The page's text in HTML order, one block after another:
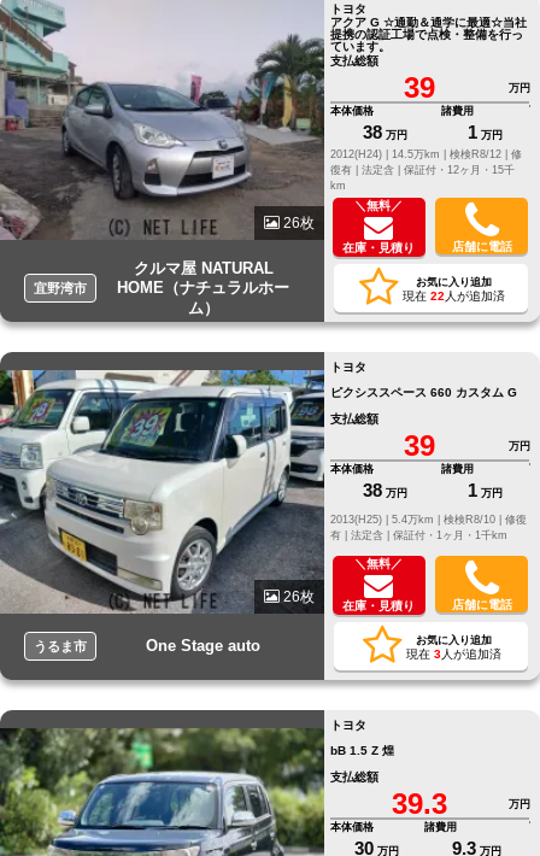
26枚
宜野湾市
クルマ屋 NATURAL
HOME（ナチュラルホー
ム）
トヨタ
アクア G ☆通勤＆通学に最適☆当社
提携の認証工場で点検・整備を行っ
ています。
支払総額
39
万円
本体価格
38 万円
諸費用
1 万円
2012(H24) |
14.5万km | 検検R8/12 | 修
復有 | 法定含 | 保証付・12ヶ月・15千
km
＼無料／
在庫・見積り 店舗に電話
お気に入り追加
現在 22 人が追加済
26枚
うるま市 One Stage auto
トヨタ
ピクシススペース 660 カスタム G
支払総額
39
万円
本体価格
38 万円
諸費用
1 万円
修復
有 | 法定含 | 保証付・1ヶ月・1千km
＼無料／
在庫・見積り 店舗に電話
お気に入り追加
現在 3人が追加済
トヨタ
bB 1.5 Z 煌
支払総額
39.3
万円
本体価格
30 万円
諸費用
9.3 万円